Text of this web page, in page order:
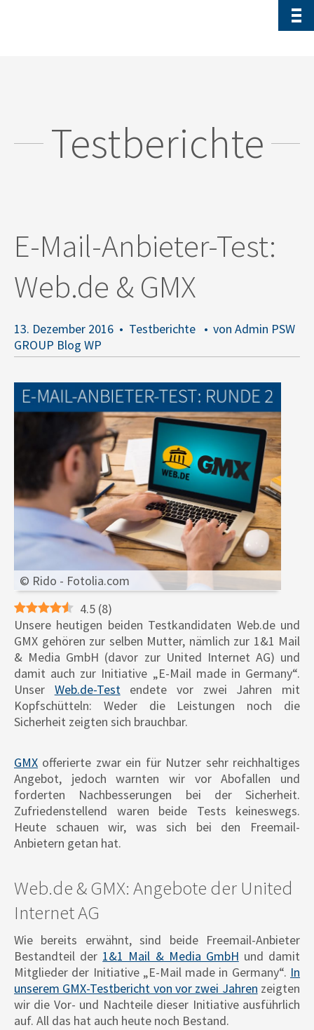
Testberichte
E-Mail-Anbieter-Test:
Web.de & GMX
13. Dezember 2016 Testberichte
von Admin PSW
GROUP Blog WP
© Rido - Fotolia.com
4.5 (8)
Unsere heutigen beiden Testkandidaten Web.de und
GMX gehören zur selben Mutter, nämlich zur 1&1 Mail
& Media GmbH (davor zur United Internet AG) und
damit auch zur Initiative „E-Mail made in Germany“.
Unser Web.de-Testendete vor zwei Jahren mit
Kopfschütteln: Weder die Leistungen noch die
Sicherheit zeigten sich brauchbar.
GMX offerierte zwar ein für Nutzer sehr reichhaltiges
Angebot, jedoch warnten wir vor Abofallen und
forderten Nachbesserungen bei der Sicherheit.
Zufriedenstellend waren beide Tests keineswegs.
Heute schauen wir, was sich bei den Freemail-
Anbietern getan hat.
Web.de & GMX: Angebote der United
Internet AG
Wie bereits erwähnt, sind beide Freemail-Anbieter
Bestandteil der 1&1 Mail & Media GmbH und damit
Mitglieder der Initiative „E-Mail made in Germany“. In
unserem GMX-Testbericht von vor zwei Jahren zeigten
wir die Vor- und Nachteile dieser Initiative ausführlich
auf. All das hat auch heute noch Bestand.